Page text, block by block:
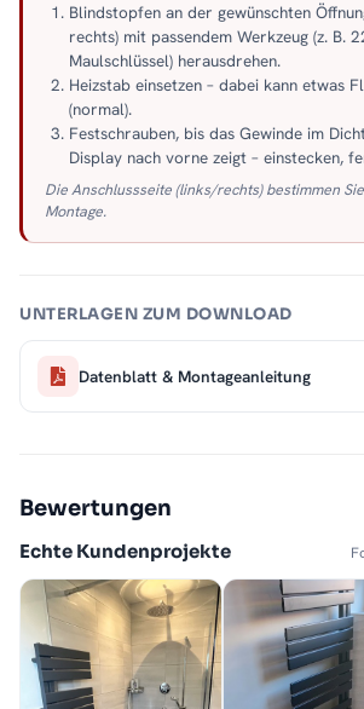
Blindstopfen an der gewünschten
rechts) mit passendem Werkzeug (z. B.
Maulschlüssel) herausdrehen.
Heizstab einsetzen – dabei kann etwas
(normal).
Festschrauben, bis das Gewinde im
Display nach vorne zeigt – einstecken,
Die Anschlussseite (links/rechts) bestimmen
Montage.
UNTERLAGEN ZUM DOWNLOAD
Datenblatt & Montageanleitung
Bewertungen
Echte Kundenprojekte